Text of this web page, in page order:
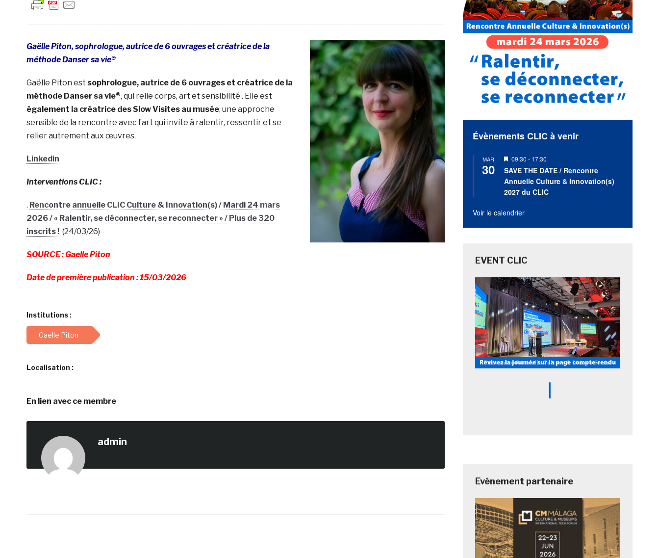
Gaëlle Piton, sophrologue, autrice de 6 ouvrages et créatrice de la
méthode Danser sa vie®
Gaëlle Piton est sophrologue, autrice de 6 ouvrages et créatrice de la
méthode Danser sa vie®, qui relie corps, art et sensibilité . Elle est
également la créatrice des Slow Visites au musée, une approche
sensible de la rencontre avec l’art qui invite à ralentir, ressentir et se
relier autrement aux œuvres.
Linkedin
Interventions CLIC :
. Rencontre annuelle CLIC Culture & Innovation(s) / Mardi 24 mars
2026 / « Ralentir, se déconnecter, se reconnecter » / Plus de 320
inscrits !(24/03/26)
SOURCE : Gaelle Piton
Date de première publication : 15/03/2026
Institutions :
Gaelle Piton
Localisation :
En lien avec ce membre
admin
Évènements CLIC à venir
MAR
30
Mis
en
avant
09:30 - 17:30
SAVE THE DATE / Rencontre
Annuelle Culture & Innovation(s)
2027 du CLIC
Voir le calendrier
EVENT CLIC
Evénement partenaire